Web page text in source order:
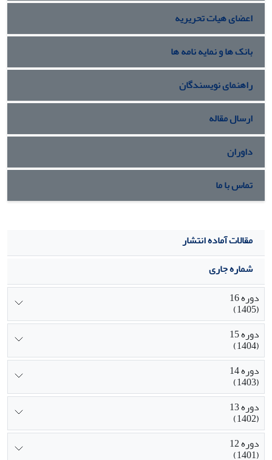
پیشنهادی با استفاده از شبیه سازی و براساس معیار متوسط طول
دنباله ارزیابی شده است. نتایج نشان دهنده آن است که توانایی
کشف نمودارهای کنترل جمع تجمعی و میانگین متحرک موزون
نمایی دوگانه پیشنهادی به مراتب بهتر از نمودارهای کنترل موجود
در ادبیات موضوع می­‌باشد.
اعضای هیات تحریریه
بانک ها و نمایه نامه ها
راهنمای نویسندگان
ارسال مقاله
داوران
تماس با ما
مقالات آماده انتشار
شماره جاری
دوره 16
(1405)
دوره 15
(1404)
دوره 14
(1403)
دوره 13
(1402)
دوره 12
(1401)